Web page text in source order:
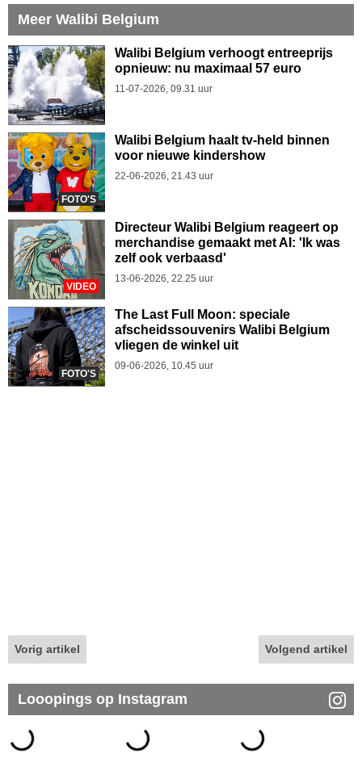
Meer Walibi Belgium
Walibi Belgium verhoogt entreeprijs
opnieuw: nu maximaal 57 euro
11-07-2026, 09.31 uur
FOTO'S
Walibi Belgium haalt tv-held binnen
voor nieuwe kindershow
22-06-2026, 21.43 uur
VIDEO
Directeur Walibi Belgium reageert op
merchandise gemaakt met AI: 'Ik was
zelf ook verbaasd'
13-06-2026, 22.25 uur
FOTO'S
The Last Full Moon: speciale
afscheidssouvenirs Walibi Belgium
vliegen de winkel uit
09-06-2026, 10.45 uur
Vorig artikel Volgend artikel
Looopings op Instagram